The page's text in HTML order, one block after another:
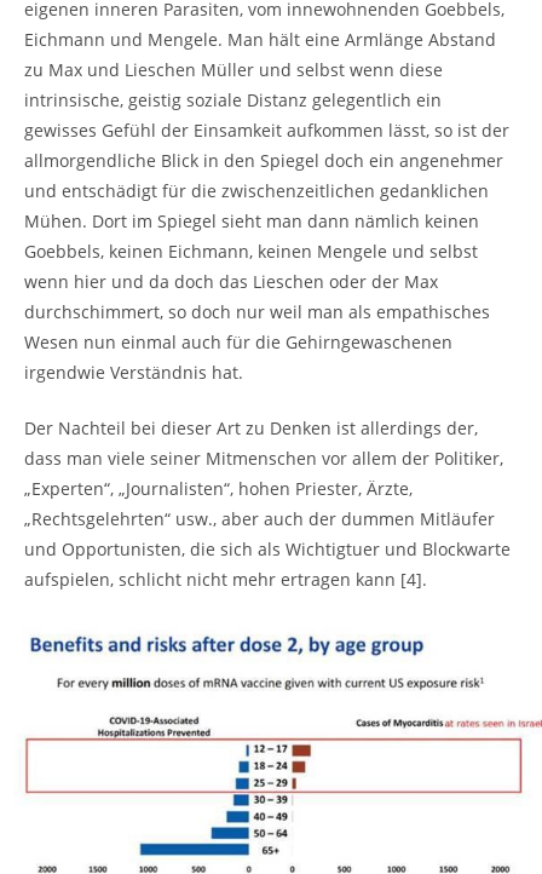
eigenen inneren Parasiten, vom innewohnenden Goebbels,
Eichmann und Mengele. Man hält eine Armlänge Abstand
zu Max und Lieschen Müller und selbst wenn diese
intrinsische, geistig soziale Distanz gelegentlich ein
gewisses Gefühl der Einsamkeit aufkommen lässt, so ist der
allmorgendliche Blick in den Spiegel doch ein angenehmer
und entschädigt für die zwischenzeitlichen gedanklichen
Mühen. Dort im Spiegel sieht man dann nämlich keinen
Goebbels, keinen Eichmann, keinen Mengele und selbst
wenn hier und da doch das Lieschen oder der Max
durchschimmert, so doch nur weil man als empathisches
Wesen nun einmal auch für die Gehirngewaschenen
irgendwie Verständnis hat.
Der Nachteil bei dieser Art zu Denken ist allerdings der,
dass man viele seiner Mitmenschen vor allem der Politiker,
„Experten“, „Journalisten“, hohen Priester, Ärzte,
„Rechtsgelehrten“ usw., aber auch der dummen Mitläufer
und Opportunisten, die sich als Wichtigtuer und Blockwarte
aufspielen, schlicht nicht mehr ertragen kann [4].